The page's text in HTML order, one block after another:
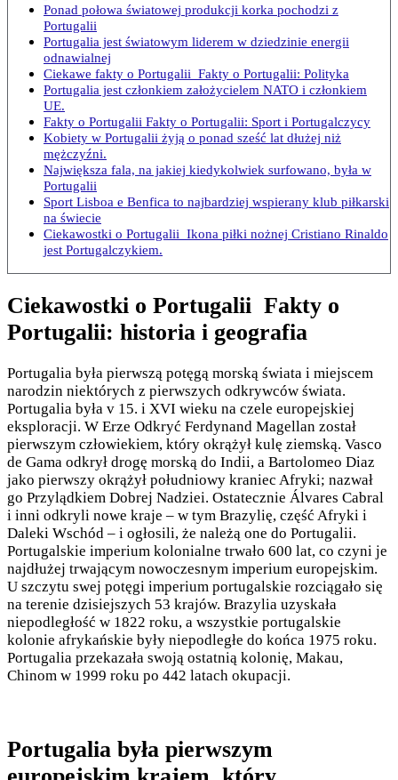
Ponad połowa światowej produkcji korka pochodzi z
Portugalii
Portugalia jest światowym liderem w dziedzinie energii
odnawialnej
Ciekawe fakty o Portugalii Fakty o Portugalii: Polityka
Portugalia jest członkiem założycielem NATO i członkiem
UE.
Fakty o Portugalii Fakty o Portugalii: Sport i Portugalczycy
Kobiety w Portugalii żyją o ponad sześć lat dłużej niż
mężczyźni.
Największa fala, na jakiej kiedykolwiek surfowano, była w
Portugalii
Sport Lisboa e Benfica to najbardziej wspierany klub piłkarski
na świecie
Ciekawostki o Portugalii Ikona piłki nożnej Cristiano Rinaldo
jest Portugalczykiem.
Ciekawostki o Portugalii Fakty o
Portugalii: historia i geografia
Portugalia była pierwszą potęgą morską świata i miejscem
narodzin niektórych z pierwszych odkrywców świata.
Portugalia była v 15. i XVI wieku na czele europejskiej
eksploracji. W Erze Odkryć Ferdynand Magellan został
pierwszym człowiekiem, który okrążył kulę ziemską. Vasco
de Gama odkrył drogę morską do Indii, a Bartolomeo Diaz
jako pierwszy okrążył południowy kraniec Afryki; nazwał
go Przylądkiem Dobrej Nadziei. Ostatecznie Álvares Cabral
i inni odkryli nowe kraje – w tym Brazylię, część Afryki i
Daleki Wschód – i ogłosili, że należą one do Portugalii.
Portugalskie imperium kolonialne trwało 600 lat, co czyni je
najdłużej trwającym nowoczesnym imperium europejskim.
U szczytu swej potęgi imperium portugalskie rozciągało się
na terenie dzisiejszych 53 krajów. Brazylia uzyskała
niepodległość w 1822 roku, a wszystkie portugalskie
kolonie afrykańskie były niepodległe do końca 1975 roku.
Portugalia przekazała swoją ostatnią kolonię, Makau,
Chinom w 1999 roku po 442 latach okupacji.
Portugalia była pierwszym